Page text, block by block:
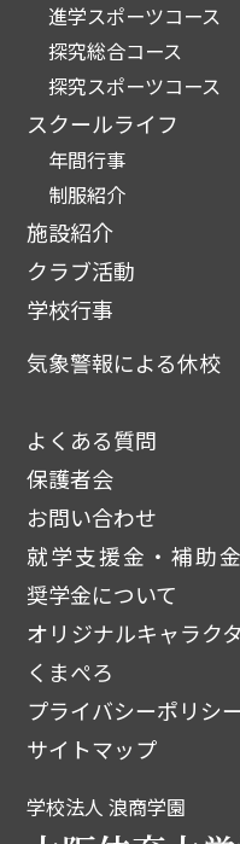
進学スポーツコース
探究総合コース
探究スポーツコース
スクールライフ
年間行事
制服紹介
施設紹介
クラブ活動
学校行事
気象警報による休校
よくある質問
保護者会
お問い合わせ
就学支援金・補助金
奨学金について
オリジナルキャラク
くまぺろ
プライバシーポリシー
サイトマップ
学校法人 浪商学園